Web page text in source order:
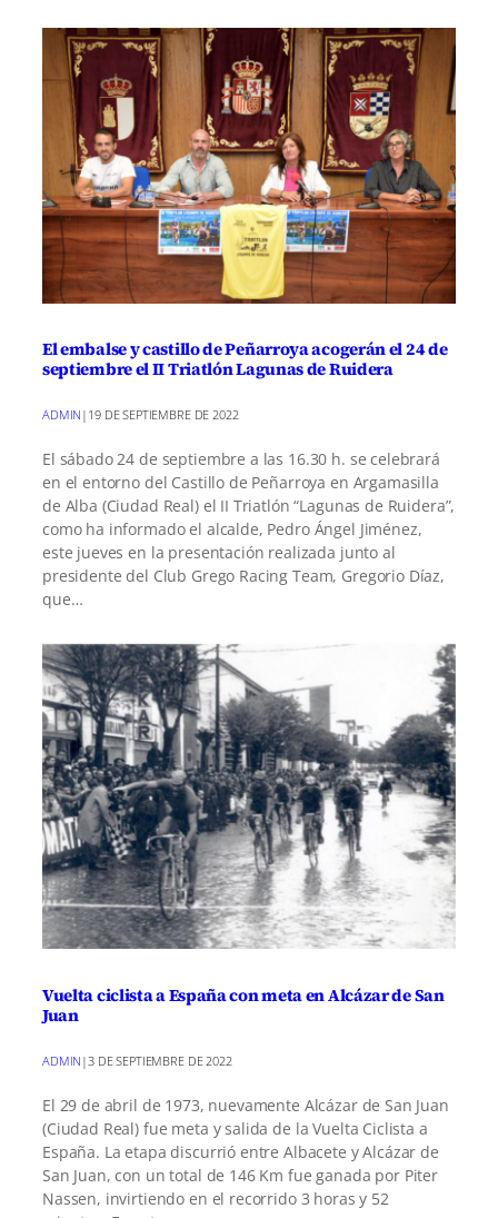
El embalse y castillo de Peñarroya acogerán el 24 de
septiembre el II Triatlón Lagunas de Ruidera
ADMIN | 19 DE SEPTIEMBRE DE 2022
El sábado 24 de septiembre a las 16.30 h. se celebrará
en el entorno del Castillo de Peñarroya en Argamasilla
de Alba (Ciudad Real) el II Triatlón “Lagunas de Ruidera”,
como ha informado el alcalde, Pedro Ángel Jiménez,
este jueves en la presentación realizada junto al
presidente del Club Grego Racing Team, Gregorio Díaz,
que…
Vuelta ciclista a España con meta en Alcázar de San
Juan
ADMIN |3 DE SEPTIEMBRE DE 2022
El 29 de abril de 1973, nuevamente Alcázar de San Juan
(Ciudad Real) fue meta y salida de la Vuelta Ciclista a
España. La etapa discurrió entre Albacete y Alcázar de
San Juan, con un total de 146 Km fue ganada por Piter
Nassen, invirtiendo en el recorrido 3 horas y 52